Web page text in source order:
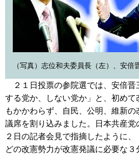
（写真）志位和夫委員長（左）、安倍
２１日投票の参院選では、安倍晋
する党か、しない党か」と、初めて
もかかわらず、自民、公明、維新
議席を割り込みました。日本共産党
２日の記者会見で指摘したように
どの改憲勢力が改憲発議に必要な３